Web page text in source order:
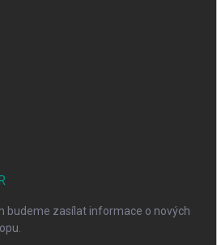
budeme zasílat informace o nových